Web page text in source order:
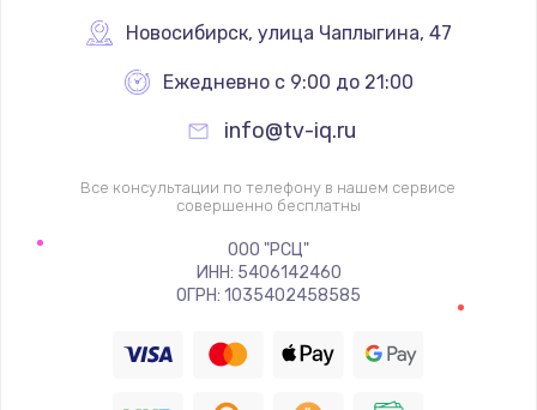
Заказать
1400 руб.
Заказать
Восстановление цепи питания, пайка
880 руб.
Новосибирск, улица Чаплыгина, 47
Ежедневно с 9:00 до 21:00
info@tv-iq.ru
Все консультации по телефону в нашем сервисе
совершенно бесплатны
ООО "РСЦ"
ИНН: 5406142460
ОГРН: 1035402458585